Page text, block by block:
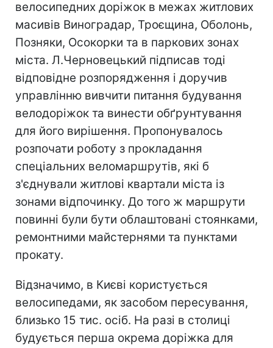
велосипедних доріжок в межах житлових
масивів Виноградар, Троєщина, Оболонь,
Позняки, Осокорки та в паркових зонах
міста. Л.Черновецький підписав тоді
відповідне розпорядження і доручив
управлінню вивчити питання будування
велодоріжок та винести обґрунтування
для його вирішення. Пропонувалось
розпочати роботу з прокладання
спеціальних веломаршрутів, які б
з'єднували житлові квартали міста із
зонами відпочинку. До того ж маршрути
повинні були бути облаштовані стоянками,
ремонтними майстернями та пунктами
прокату.
Відзначимо, в Києві користується
велосипедами, як засобом пересування,
близько 15 тис. осіб. На разі в столиці
будується перша окрема доріжка для